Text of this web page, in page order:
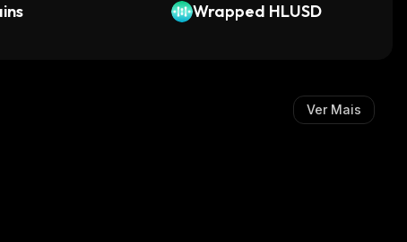
Wrapped HLUSD
Ver Mais